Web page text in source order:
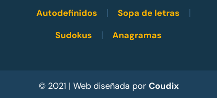
Autodefinidos
Sopa de letras
Sudokus
Anagramas
© 2021 | Web diseñada por Coudix